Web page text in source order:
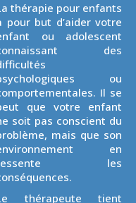
thérapie pour enfants
pour but d’aider votre
ou adolescent
des
ou
Il se
que votre enfant
soit pas conscient du
mais que son
en
les
thérapeute tient